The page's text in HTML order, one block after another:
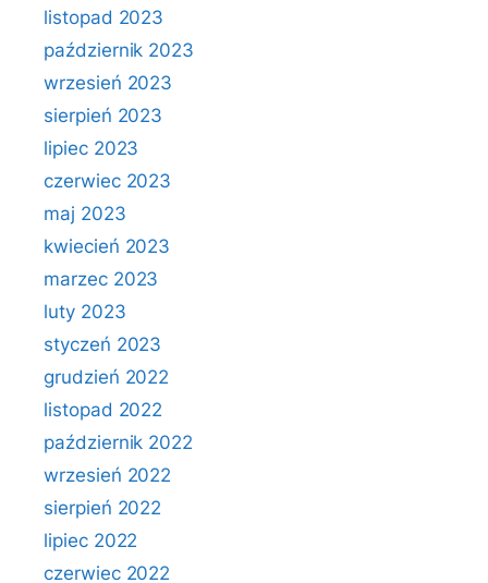
listopad 2023
październik 2023
wrzesień 2023
sierpień 2023
lipiec 2023
czerwiec 2023
maj 2023
kwiecień 2023
marzec 2023
luty 2023
styczeń 2023
grudzień 2022
listopad 2022
październik 2022
wrzesień 2022
sierpień 2022
lipiec 2022
czerwiec 2022